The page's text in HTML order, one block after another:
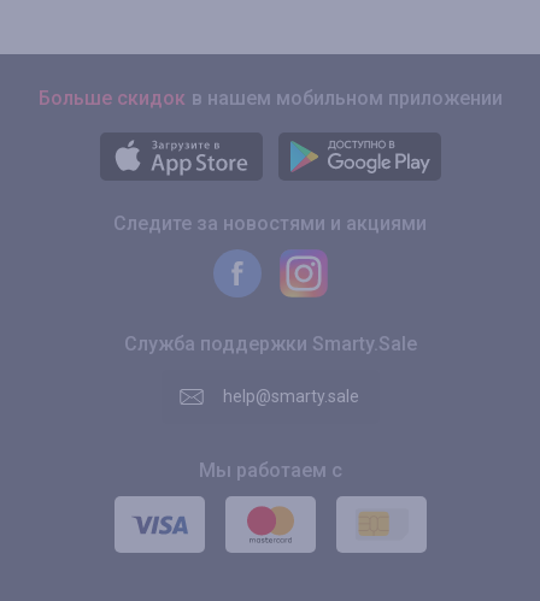
Больше скидок в нашем мобильном приложении
Следите за новостями и акциями
Служба поддержки Smarty.Sale
help@smarty.sale
Мы работаем с